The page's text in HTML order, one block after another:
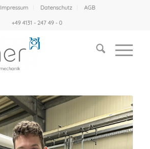
Impressum Datenschutz AGB
+49 4131 - 247 49 - 0